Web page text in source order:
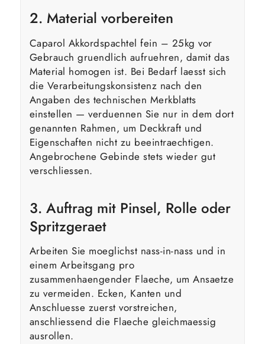
2. Material vorbereiten
Caparol Akkordspachtel fein – 25kg vor
Gebrauch gruendlich aufruehren, damit das
Material homogen ist. Bei Bedarf laesst sich
die Verarbeitungskonsistenz nach den
Angaben des technischen Merkblatts
einstellen — verduennen Sie nur in dem dort
genannten Rahmen, um Deckkraft und
Eigenschaften nicht zu beeintraechtigen.
Angebrochene Gebinde stets wieder gut
verschliessen.
3. Auftrag mit Pinsel, Rolle oder
Spritzgeraet
Arbeiten Sie moeglichst nass-in-nass und in
einem Arbeitsgang pro
zusammenhaengender Flaeche, um Ansaetze
zu vermeiden. Ecken, Kanten und
Anschluesse zuerst vorstreichen,
anschliessend die Flaeche gleichmaessig
ausrollen.